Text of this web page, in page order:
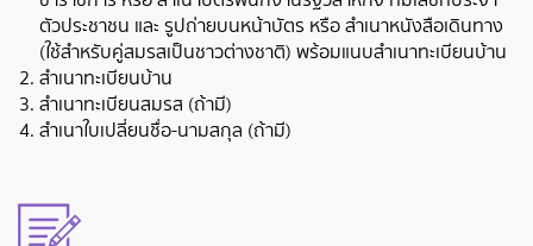
ตัวประชาชน และ รูปถ่ายบนหน้าบัตร หรือ สำเนาหนังสือเดินทาง
(ใช้สำหรับคู่สมรสเป็นชาวต่างชาติ) พร้อมแนบสำเนาทะเบียนบ้าน
สำเนาทะเบียนบ้าน
สำเนาทะเบียนสมรส (ถ้ามี)
สำเนาใบเปลี่ยนชื่อ-นามสกุล (ถ้ามี)